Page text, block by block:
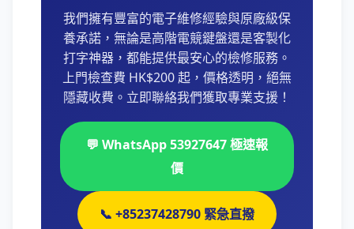
我們擁有豐富的電子維修經驗與原廠級保
養承諾，無論是高階電競鍵盤還是客製化
打字神器，都能提供最安心的檢修服務。
上門檢查費 HK$200 起，價格透明，絕無
隱藏收費。立即聯絡我們獲取專業支援！
💬 WhatsApp 53927647 極速報
價
📞 +85237428790 緊急直撥